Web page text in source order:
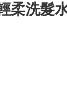
柔洗髮